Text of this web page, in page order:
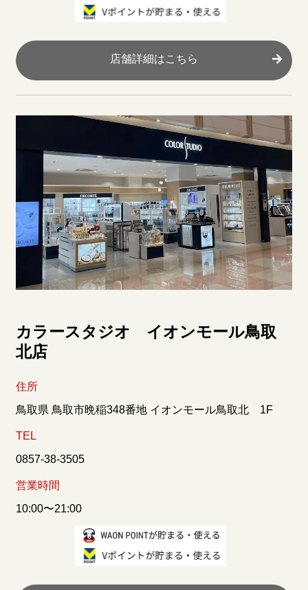
店舗詳細はこちら
カラースタジオ イオンモール鳥取
北店
住所
鳥取県 鳥取市晩稲348番地 イオンモール鳥取北 1F
TEL
0857-38-3505
営業時間
10:00〜21:00